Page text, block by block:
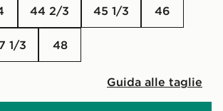
44 2/3 45 1/3 46
47 1/3 48
Guida alle taglie